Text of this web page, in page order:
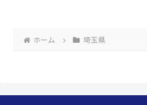
ホーム 埼玉県